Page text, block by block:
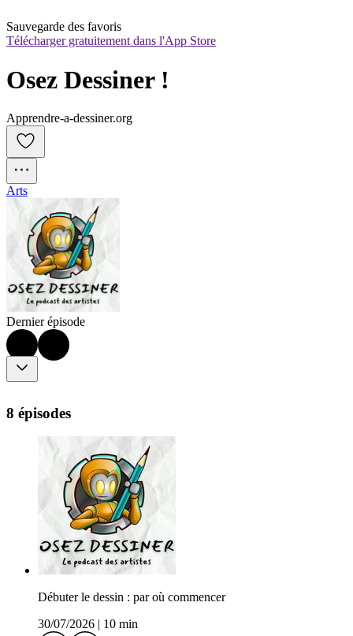
Sauvegarde des favoris
Télécharger gratuitement dans l'App Store
Osez Dessiner !
Apprendre-a-dessiner.org
Arts
Dernier épisode
8 épisodes
Débuter le dessin : par où commencer
30/07/2026
10 min